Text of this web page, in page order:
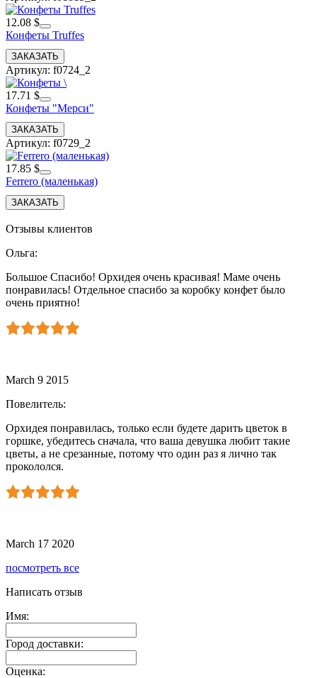
12.08 $
Конфеты Truffes
Артикул: f0724_2
17.71 $
Конфеты "Мерси"
Артикул: f0729_2
17.85 $
Ferrero (маленькая)
Отзывы клиентов
Ольга:
Большое Спасибо! Орхидея очень красивая! Маме очень
понравилась! Отдельное спасибо за коробку конфет было
очень приятно!
March 9 2015
Повелитель:
Орхидея понравилась, только если будете дарить цветок в
горшке, убедитесь сначала, что ваша девушка любит такие
цветы, а не срезанные, потому что один раз я лично так
прокололся.
March 17 2020
посмотреть все
Написать отзыв
Имя:
Город доставки:
Оценка: